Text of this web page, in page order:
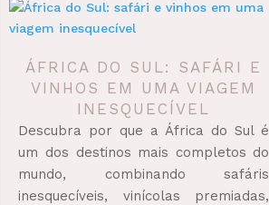
ÁFRICA DO SUL: SAFÁRI E
VINHOS EM UMA VIAGEM
INESQUECÍVEL
Descubra por que a África do Sul é
um dos destinos mais completos do
mundo, combinando safáris
inesquecíveis, vinícolas premiadas,